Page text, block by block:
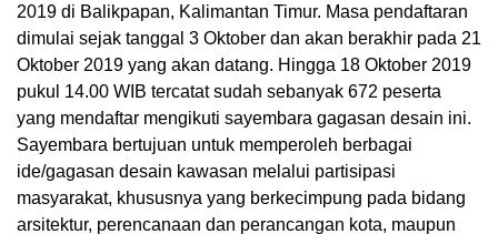
2019 di Balikpapan, Kalimantan Timur. Masa pendaftaran
dimulai sejak tanggal 3 Oktober dan akan berakhir pada 21
Oktober 2019 yang akan datang. Hingga 18 Oktober 2019
pukul 14.00 WIB tercatat sudah sebanyak 672 peserta
yang mendaftar mengikuti sayembara gagasan desain ini.
Sayembara bertujuan untuk memperoleh berbagai
ide/gagasan desain kawasan melalui partisipasi
masyarakat, khususnya yang berkecimpung pada bidang
arsitektur, perencanaan dan perancangan kota, maupun